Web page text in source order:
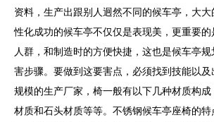
资料，生产出跟别人迥然不同的候车亭，大
性化成功的候车亭不仅仅是表现美，更重要
人群，和制造时的方便快捷，这也是候车亭
害步骤。要做到这要害点，必须找到技能以
规模的生产厂家，椅一般有以下几种材质构
材质和石头材质等等。不锈钢候车亭座椅的